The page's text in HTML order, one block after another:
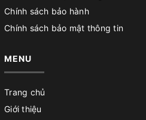
Chính sách bảo hành
Chính sách bảo mật thông tin
MENU
Trang chủ
Giới thiệu